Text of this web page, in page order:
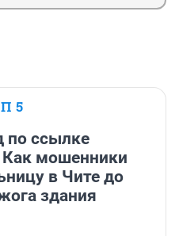
5
по ссылке
Как мошенники
в Чите до
здания